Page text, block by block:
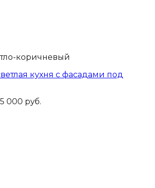
коричневый
кухня с фасадами под
000 руб.